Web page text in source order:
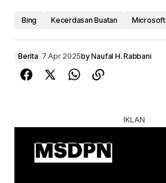
Bing Kecerdasan Buatan Microsoft
Berita 7 Apr 2025byNaufal H. Rabbani